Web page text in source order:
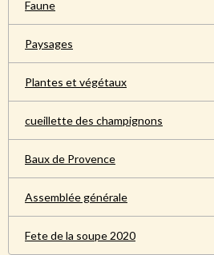
Faune
Paysages
Plantes et végétaux
cueillette des champignons
Baux de Provence
Assemblée générale
Fete de la soupe 2020